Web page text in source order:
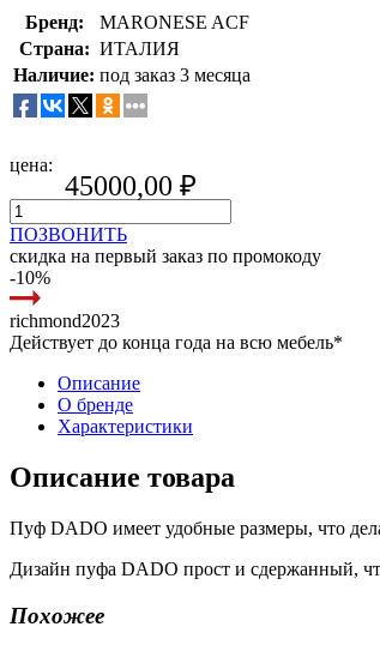
Бренд:
MARONESE ACF
Страна: ИТАЛИЯ
Наличие: под заказ 3 месяца
цена:
45000,00 ₽
ПОЗВОНИТЬ
скидка на первый заказ по промокоду
-10%
richmond2023
Действует до конца года на всю мебель*
Описание
О бренде
Характеристики
Описание товара
Пуф DADO имеет удобные размеры, что
Дизайн пуфа DADO прост и сдержанный,
Похожее